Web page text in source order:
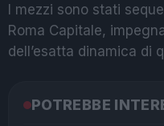
I mezzi sono stati
Roma Capitale,
dell’esatta dinamica di
POTREBBE